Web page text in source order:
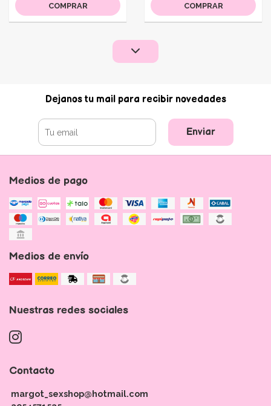
COMPRAR COMPRAR
Dejanos tu mail para recibir novedades
Enviar
Medios de pago
Medios de envío
Nuestras redes sociales
Contacto
margot_sexshop@hotmail.com